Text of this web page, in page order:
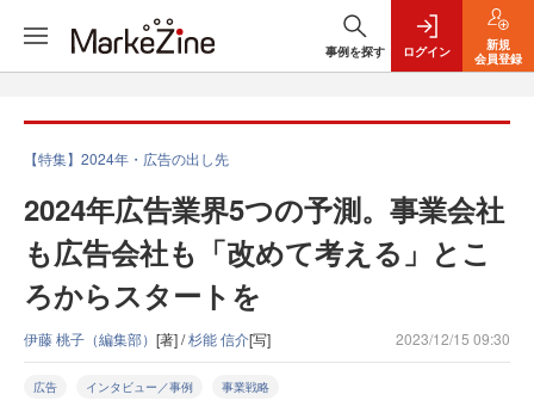
事例を探す ログイン
新規
会員登録
【特集】2024年・広告の出し先
2024年広告業界5つの予測。事業会社
も広告会社も「改めて考える」とこ
ろからスタートを
伊藤 桃子（編集部） [著] /杉能 信介[写] 2023/12/15 09:30
広告 インタビュー／事例 事業戦略